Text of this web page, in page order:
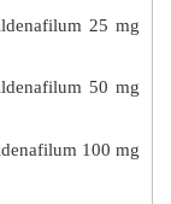
25 mg
50 mg
100 mg